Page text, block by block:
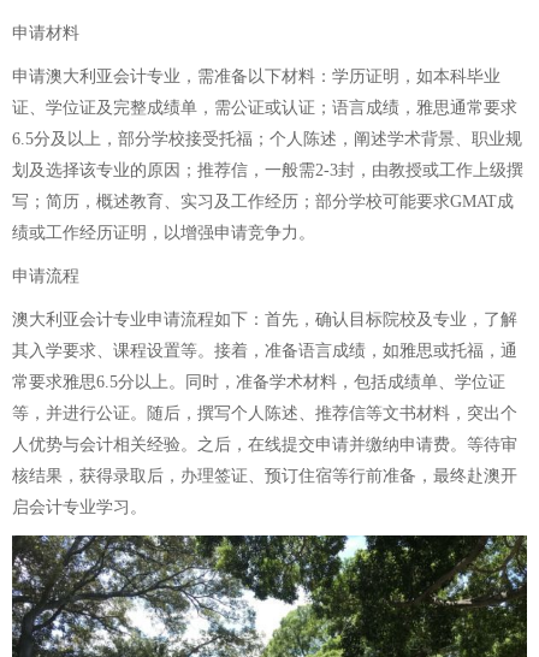
申请材料
申请澳大利亚会计专业，需准备以下材料：学历证明，如本科毕业
证、学位证及完整成绩单，需公证或认证；语言成绩，雅思通常要求
6.5分及以上，部分学校接受托福；个人陈述，阐述学术背景、职业规
划及选择该专业的原因；推荐信，一般需2-3封，由教授或工作上级撰
写；简历，概述教育、实习及工作经历；部分学校可能要求GMAT成
绩或工作经历证明，以增强申请竞争力。
申请流程
澳大利亚会计专业申请流程如下：首先，确认目标院校及专业，了解
其入学要求、课程设置等。接着，准备语言成绩，如雅思或托福，通
常要求雅思6.5分以上。同时，准备学术材料，包括成绩单、学位证
等，并进行公证。随后，撰写个人陈述、推荐信等文书材料，突出个
人优势与会计相关经验。之后，在线提交申请并缴纳申请费。等待审
核结果，获得录取后，办理签证、预订住宿等行前准备，最终赴澳开
启会计专业学习。